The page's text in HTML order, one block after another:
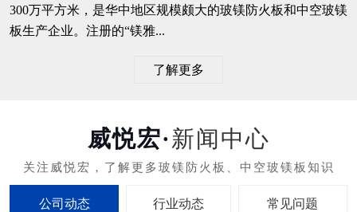
300万平方米，是华中地区规模颇大的玻镁防火板和中空玻镁
板生产企业。注册的“镁雅...
了解更多
新闻中心
公司动态 行业动态 常见问题